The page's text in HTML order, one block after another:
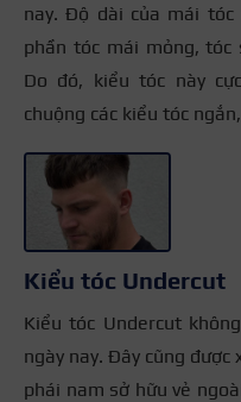
nay. Độ dài của mái
phần tóc mái mỏng, tóc
Do đó, kiểu tóc này
chuộng các kiểu tóc
Kiểu tóc Undercut
Kiểu tóc Undercut
ngày nay. Đây cũng được
phái nam sở hữu vẻ